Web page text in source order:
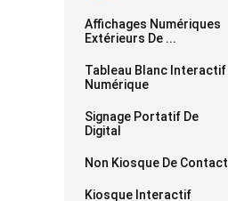
Affichages Numériques
Extérieurs De ...
Tableau Blanc Interactif
Numérique
Signage Portatif De
Digital
Non Kiosque De Contact
Kiosque Interactif